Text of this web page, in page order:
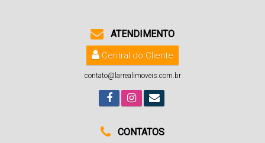
ATENDIMENTO
Central do Cliente
contato@larrealimoveis.com.br
CONTATOS